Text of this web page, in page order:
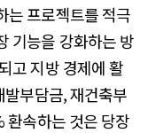
는 프로젝트를 적극
기능을 강화하는 방
고 지방 경제에 활
부담금, 재건축부
환속하는 것은 당장